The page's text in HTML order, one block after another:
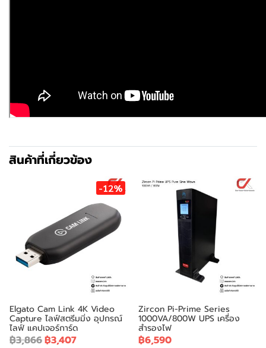
สินค้าที่เกี่ยวข้อง
-12%
Elgato Cam Link 4K Video
Capture ไลฟ์สตรีมมิ่ง อุปกรณ์
ไลฟ์ แคปเจอร์การ์ด
฿3,866฿3,407
Zircon Pi-Prime Series
1000VA/800W UPS เครื่อง
สำรองไฟ
฿6,590